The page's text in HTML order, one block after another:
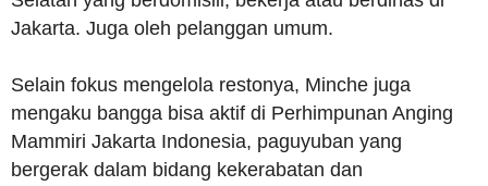
Jakarta. Juga oleh pelanggan umum.
Selain fokus mengelola restonya, Minche juga
mengaku bangga bisa aktif di Perhimpunan Anging
Mammiri Jakarta Indonesia, paguyuban yang
bergerak dalam bidang kekerabatan dan